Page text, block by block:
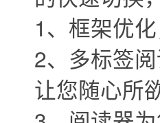
1、框架优
2、多标签
让您随心所